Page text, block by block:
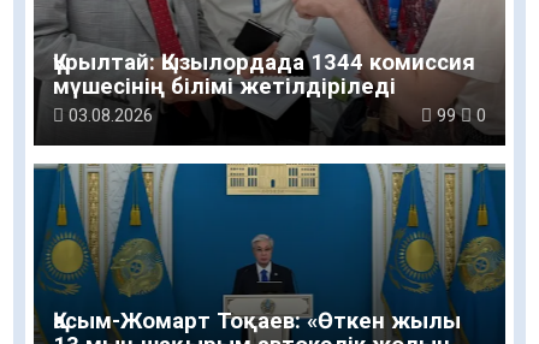
Құрылтай: Қызылордада 1344 комиссия
мүшесінің білімі жетілдіріледі
03.08.2026 99 0
Қасым-Жомарт Тоқаев: «Өткен жылы